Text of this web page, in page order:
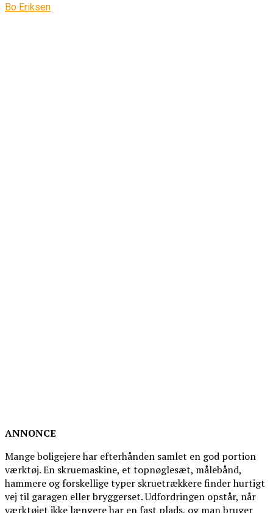
Bo Eriksen
ANNONCE
Mange boligejere har efterhånden samlet en god portion
værktøj. En skruemaskine, et topnøglesæt, målebånd,
hammere og forskellige typer skruetrækkere finder hurtigt
vej til garagen eller bryggerset. Udfordringen opstår, når
værktøjet ikke længere har en fast plads, og man bruger